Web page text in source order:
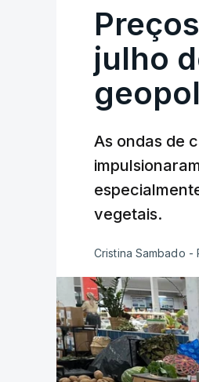
julho
As ondas de
vegetais.
Cristina Sambado -